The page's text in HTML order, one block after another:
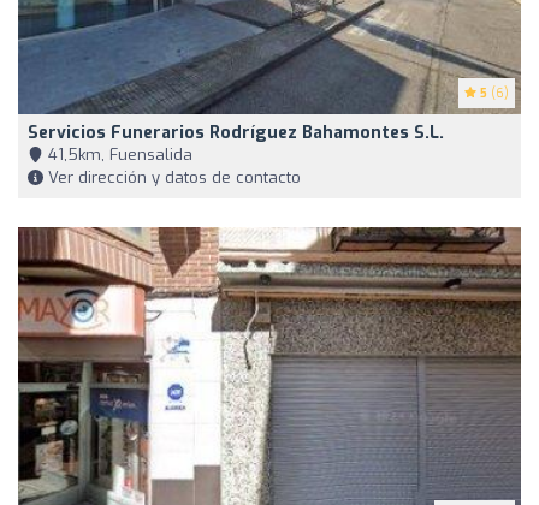
5 (6)
Servicios Funerarios Rodríguez Bahamontes S.L.
41,5km, Fuensalida
Ver dirección y datos de contacto